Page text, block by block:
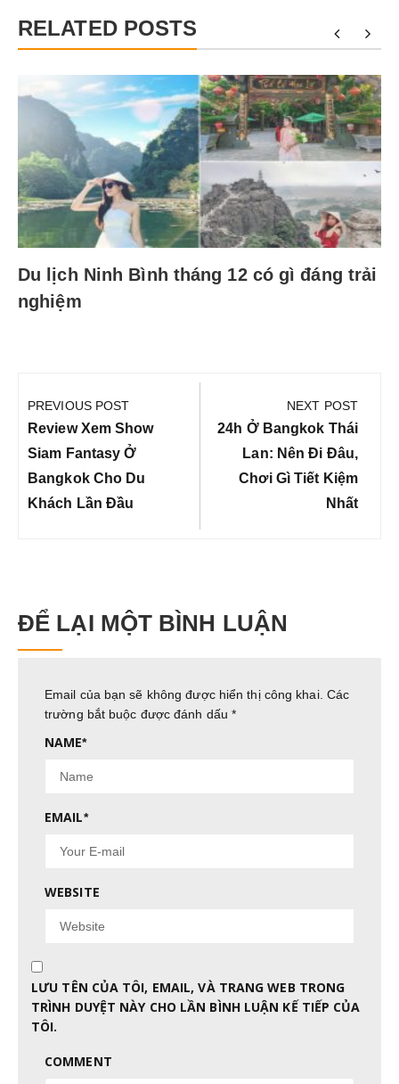
RELATED POSTS
Du lịch Ninh Bình tháng 12 có gì đáng trải
nghiệm
hướng
bài
viết
PREVIOUS POST
Previous
Post:
Review Xem Show
Siam Fantasy Ở
Bangkok Cho Du
Khách Lần Đầu
NEXT POST
Next
Post:
24h Ở Bangkok Thái
Lan: Nên Đi Đâu,
Chơi Gì Tiết Kiệm
Nhất
ĐỂ LẠI MỘT BÌNH LUẬN
Email của bạn sẽ không được hiển thị công khai. Các
trường bắt buộc được đánh dấu*
NAME*
EMAIL*
WEBSITE
LƯU TÊN CỦA TÔI, EMAIL, VÀ TRANG WEB TRONG
TRÌNH DUYỆT NÀY CHO LẦN BÌNH LUẬN KẾ TIẾP CỦA
TÔI.
COMMENT